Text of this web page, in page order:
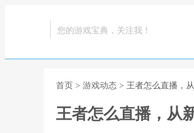
您的游戏宝典，关注我！
首页 > 游戏动态 > 王者怎么直播，
王者怎么直播，从